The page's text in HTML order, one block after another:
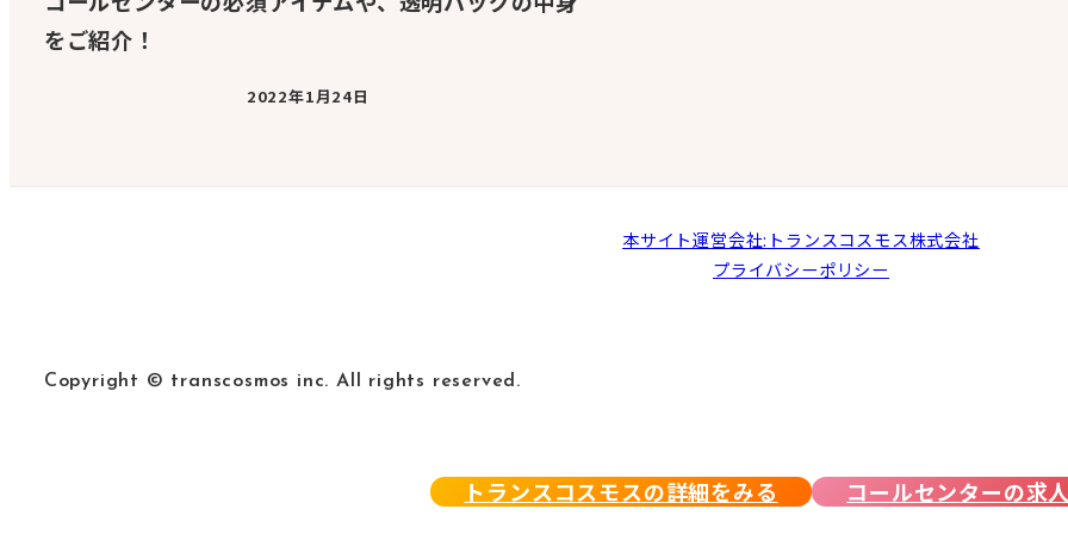
をご紹介！
2022年1月24日
本サイト運営会社:トランスコスモス株式会社
プライバシーポリシー
トランスコスモスの詳細をみる コールセンターの求
Copyright © transcosmos inc. All rights reserved.